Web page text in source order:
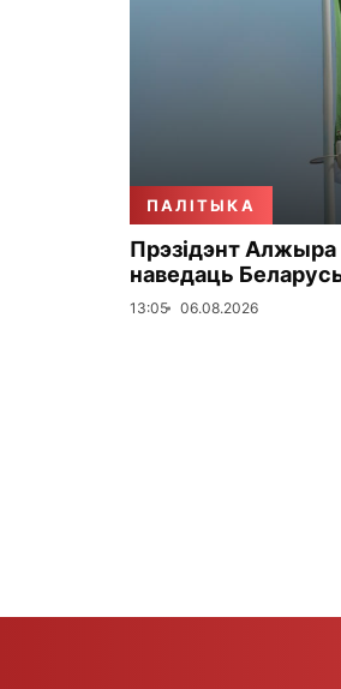
ПАЛІТЫКА
Прэзідэнт
наведаць
13:05 06.08.2026